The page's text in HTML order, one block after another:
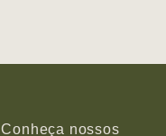
Conheça nossos